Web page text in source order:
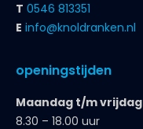
T 0546 813351
E info@knoldranken.nl
openingstijden
Maandag t/m vrijdag
8.30 – 18.00 uur